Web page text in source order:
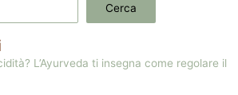
Cerca
L’Ayurveda ti insegna come regolare il